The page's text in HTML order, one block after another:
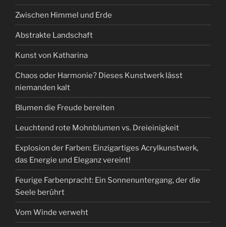
Zwischen Himmel und Erde
Abstrakte Landschaft
Kunst von Katharina
Chaos oder Harmonie? Dieses Kunstwerk lässt
niemanden kalt
Blumen die Freude bereiten
Leuchtend rote Mohnblumen vs. Dreieinigkeit
Explosion der Farben: Einzigartiges Acrylkunstwerk,
das Energie und Eleganz vereint!
Feurige Farbenpracht: Ein Sonnenuntergang, der die
Seele berührt
Vom Winde verweht